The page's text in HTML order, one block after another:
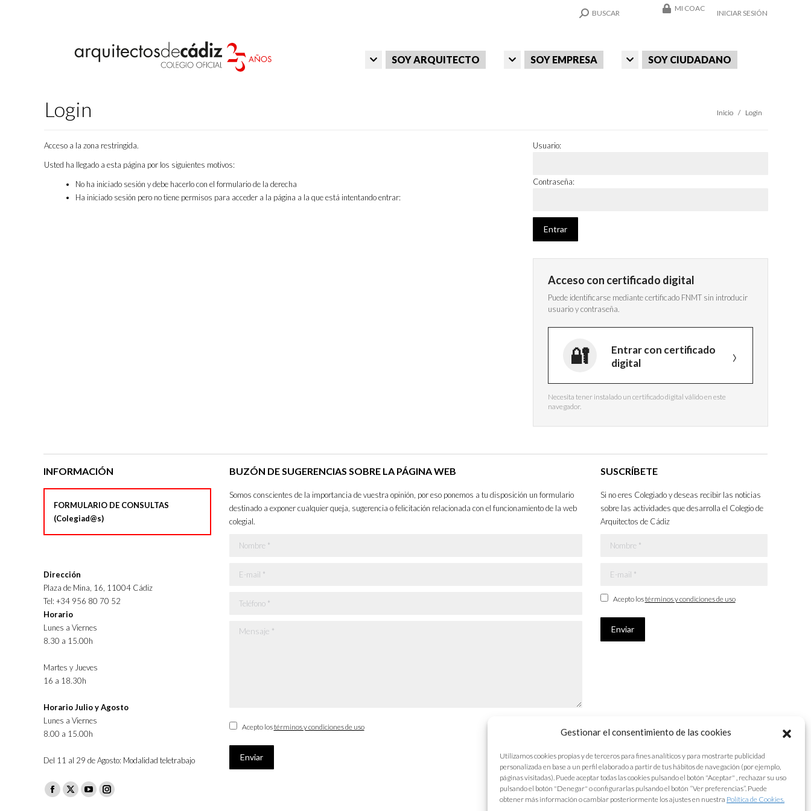
Gestionar el consentimiento de las cookies
Utilizamos cookies propias y de terceros para fines analíticos y para mostrarte publicidad
personalizada en base a un perfil elaborado a partir de tus hábitos de navegación (por ejemplo,
páginas visitadas). Puede aceptar todas las cookies pulsando el botón "Aceptar" , rechazar su uso
pulsando el botón "Denegar" o configurarlas pulsando el botón “Ver preferencias”. Puede
obtener más información o cambiar posteriormente los ajustes en nuestra Política de Cookies.
SEARCH:
BUSCAR
MI COAC
INICIAR SESIÓN
SOY ARQUITECTO SOY EMPRESA SOY CIUDADANO
Login Estás aquí:
Inicio Login
Acceso a la zona restringida.
Usted ha llegado a esta página por los siguientes motivos:
No ha iniciado sesión y debe hacerlo con el formulario de la derecha
Ha iniciado sesión pero no tiene permisos para acceder a la página a la que está intentando entrar:
Usuario:
Contraseña:
Acceso con certificado digital
Puede identificarse mediante certificado FNMT sin introducir
usuario y contraseña.
Entrar con certificado
digital
Necesita tener instalado un certificado digital válido en este
navegador.
INFORMACIÓN
FORMULARIO DE CONSULTAS
(Colegiad@s)
Dirección
Plaza de Mina, 16, 11004 Cádiz
Tel: +34 956 80 70 52
Horario
Lunes a Viernes
8.30 a 15.00h
Martes y Jueves
16 a 18.30h
Horario Julio y Agosto
Lunes a Viernes
8.00 a 15.00h
Del 11 al 29 de Agosto: Modalidad teletrabajo
Facebook
X
YouTubeInstagram
BUZÓN DE SUGERENCIAS SOBRE LA PÁGINA WEB
Somos conscientes de la importancia de vuestra opinión, por eso ponemos a tu disposición un formulario
destinado a exponer cualquier queja, sugerencia o felicitación relacionada con el funcionamiento de la web
colegial.
Nombre *
E-mail *
Teléfono *
Mensaje *
Acepto lostérminos y condiciones de uso
Enviar
SUSCRÍBETE
Si no eres Colegiado y deseas recibir las noticias
sobre las actividades que desarrolla el Colegio de
Arquitectos de Cádiz
Nombre *
E-mail *
Acepto lostérminos y condiciones de uso
Enviar